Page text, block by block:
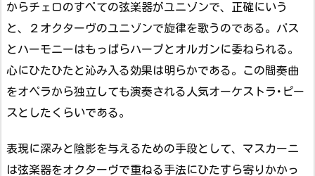
からチェロのすべての弦楽器がユニゾンで、正確にいう
と、２オクターヴのユニゾンで旋律を歌うのである。バス
とハーモニーはもっぱらハープとオルガンに委ねられる。
心にひたひたと沁み入る効果は明らかである。この間奏曲
をオペラから独立しても演奏される人気オーケストラ･ピー
スとしたくらいである。
表現に深みと陰影を与えるための手段として、マスカーニ
は弦楽器をオクターヴで重ねる手法にひたすら寄りかかっ